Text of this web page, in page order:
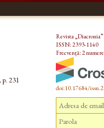
231
Revista „Diacronia”
ISSN: 2393-1140
Frecvență: 2
doi:10.17684/